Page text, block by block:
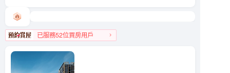
已服務52位買房用戶